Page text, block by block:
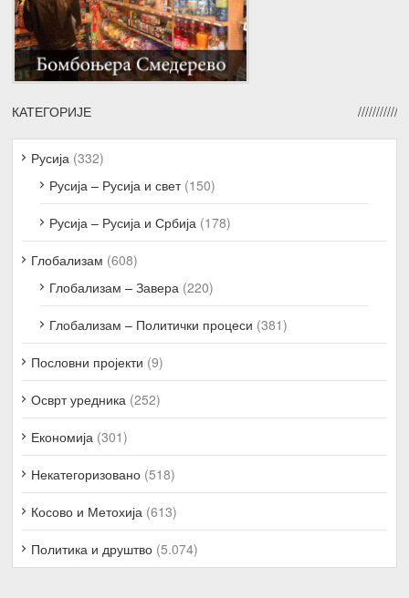
КАТЕГОРИЈЕ
Русија (332)
Русија – Русија и свет(150)
Русија – Русија и Србија (178)
Глобализам (608)
Глобализам – Завера (220)
Глобализам – Политички процеси (381)
Пословни пројекти (9)
Осврт уредника (252)
Економија (301)
Некатегоризовано (518)
Косово и Метохија (613)
Политика и друштво (5.074)